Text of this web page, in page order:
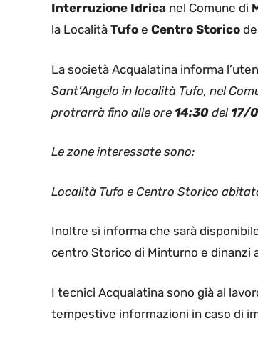
Interruzione Idrica nel Comune di
la Località Tufo e Centro Storico
La società Acqualatina informa
Sant’Angelo in località Tufo, nel
protrarrà fino alle ore 14:30 del 17/
Le zone interessate sono:
Località Tufo e Centro Storico
Inoltre si informa che sarà
centro Storico di Minturno e dinanzi
I tecnici Acqualatina sono già al
tempestive informazioni in caso di